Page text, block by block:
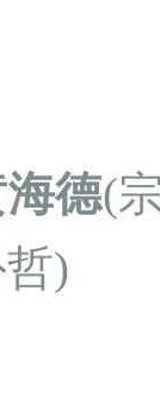
德(
)